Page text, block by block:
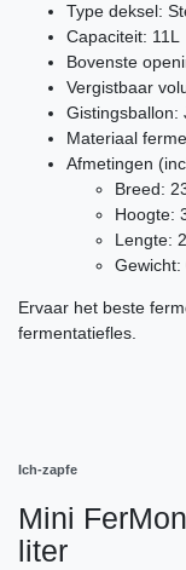
Type deksel:
Capaciteit: 11L
Bovenste
Vergistbaar
Gistingsballon:
Materiaal
Afmetingen
Breed:
Hoogte:
Lengte:
Gewicht:
Ervaar het beste
fermentatiefles.
Ich-zapfe
Mini
liter